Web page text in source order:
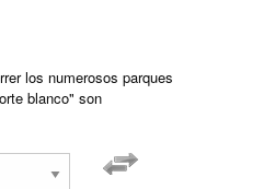
los numerosos parques
blanco" son